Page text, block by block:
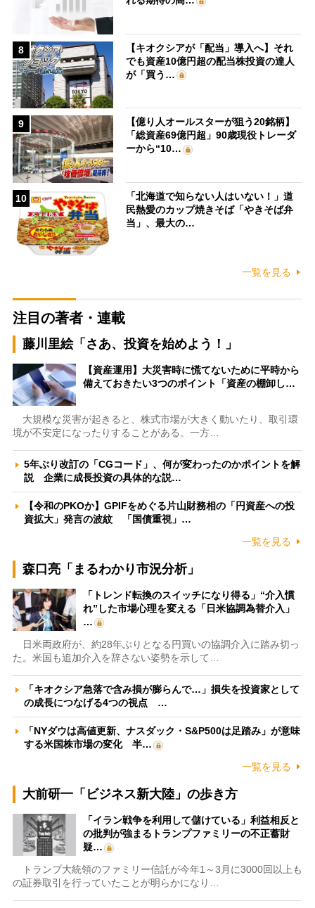
8
【キオクシアが「配当」導入へ】それ
でも資産10億円超の配当株投資の達人
が「買う…
9
【億り人オールスターが狙う20銘柄】
「総資産69億円超」90歳現役トレーダ
ーから“10…
10
「北海道で知らない人はいない！」道
民熱愛のカップ焼きそば「やきそば弁
当」、最大の…
一覧を見る
注目の著者・連載
藤川里絵「さあ、投資を始めよう！」
【資産運用】大災害時に慌てないために平時から
備えておきたい3つのポイント「資産の棚卸し…
大規模な災害が起きると、株式市場が大きく動いたり、取引環
境が不安定になったりすることがある。一方…
5年ぶり改訂の「CGコード」、何が変わったのかポイントを解
説 企業に成長投資の具体的な説…
【令和のPKOか】GPIFをめぐる片山財務相の「円資産への投
資拡大」発言の波紋 「国債重視」…
一覧を見る
森口亮「まるわかり市況分析」
「トレンド転換のスイッチになり得る」“介入慣
れ”した市場心理を変える「日米協調為替介入」
…
日米両政府が、約28年ぶりとなる円買いの協調介入に踏み切っ
た。米国も追加介入を辞さない姿勢を示して…
「キオクシア急落で含み損が膨らんで…」損失を投資家として
の成長につなげる4つの視点 …
「NYダウは高値更新、ナスダック・S&P500は足踏み」が意味
する米国株市場の変化 半…
一覧を見る
大前研一「ビジネス新大陸」の歩き方
「イラン戦争を利用して儲けている」利益相反と
の批判が強まるトランプファミリーの不正蓄財
疑…
トランプ大統領のファミリー信託が今年1～3月に3000回以上も
の証券取引を行っていたことが明らかになり…